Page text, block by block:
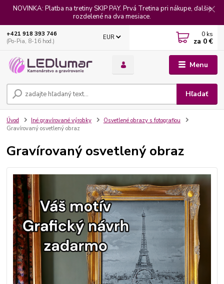
NOVINKA: Platba na tretiny SKIP PAY. Prvá Tretina pri nákupe, ďalšie
rozdelené na dva mesiace.
Menu
EUR
Hľadať
+421 918 393 746
(Po-Pia, 8-16 hod.)
0 ks
za 0 €
Úvod Iné gravírované výrobky
Osvetlené obrazy s fotografiou
Gravírovaný osvetlený obraz
Gravírovaný osvetlený obraz